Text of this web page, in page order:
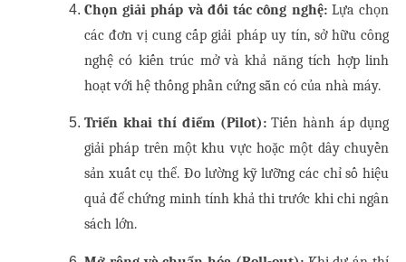
Chọn giải pháp và đối tác công nghệ: Lựa chọn
các đơn vị cung cấp giải pháp uy tín, sở hữu công
nghệ có kiến trúc mở và khả năng tích hợp linh
hoạt với hệ thống phần cứng sẵn có của nhà máy.
Triển khai thí điểm (Pilot): Tiến hành áp dụng
giải pháp trên một khu vực hoặc một dây chuyền
sản xuất cụ thể. Đo lường kỹ lưỡng các chỉ số hiệu
quả để chứng minh tính khả thi trước khi chi ngân
sách lớn.